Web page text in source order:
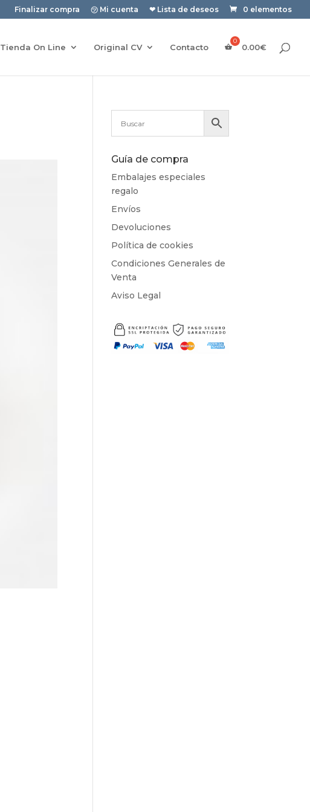
Finalizar compra ㋡ Mi cuenta ❤ Lista de deseos 0 elementos
Tienda On Line Original CV Contacto 0.00€
Guía de compra
Embalajes especiales
regalo
Envíos
Devoluciones
Política de cookies
Condiciones Generales de
Venta
Aviso Legal